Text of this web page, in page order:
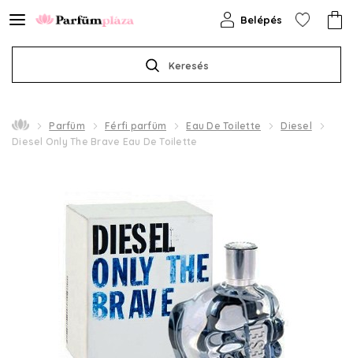
Keresés
Belépés
Parfüm Férfi parfüm Eau De Toilette
Diesel
Diesel Only The Brave Eau De Toilette